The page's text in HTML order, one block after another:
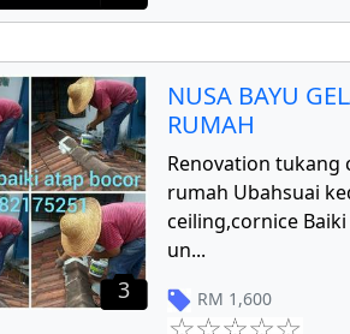
3
NUSA BAYU
RUMAH
Renovation tukang
rumah Ubahsuai
ceiling,cornice
un...
RM 1,600